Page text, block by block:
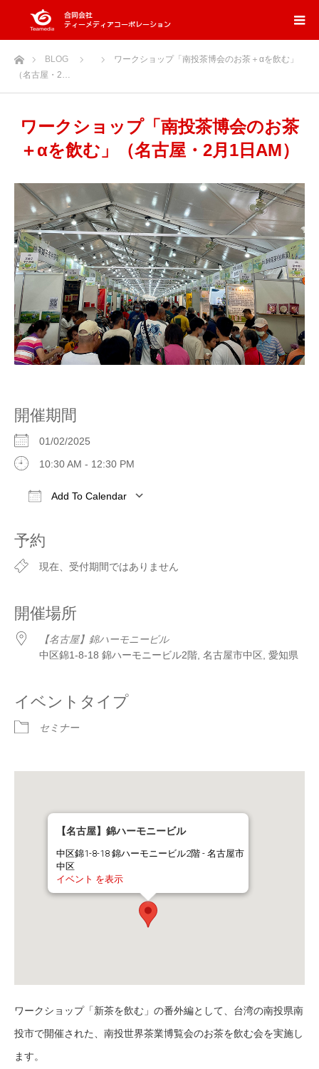
ホームBLOG
ワークショップ「南投茶博会のお茶＋αを飲む」
（名古屋・2…
ワークショップ「南投茶博会のお茶
＋αを飲む」（名古屋・2月1日AM）
開催期間
01/02/2025
10:30 AM - 12:30 PM
Add To Calendar
予約
現在、受付期間ではありません
開催場所
【名古屋】錦ハーモニービル
中区錦1-8-18 錦ハーモニービル2階, 名古屋市中区, 愛知県
イベントタイプ
セミナー
【名古屋】錦ハーモニービル
中区錦1-8-18 錦ハーモニービル2階 - 名古屋市
中区
イベント を表示
ワークショップ「新茶を飲む」の番外編として、台湾の南投県南
投市で開催された、南投世界茶業博覧会のお茶を飲む会を実施し
ます。